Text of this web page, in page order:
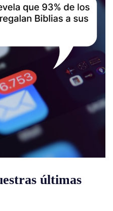
últimas